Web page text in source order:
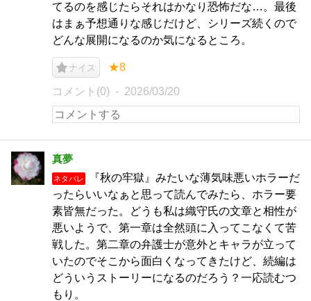
てるのを感じたらそれはかなり恐怖だな…。最後
はまぁ予想通りな感じだけど、シリーズ続くので
どんな展開になるのか気になるところ。
ナイス ★8
コメント(0) 2026/03/20
真夢
ネタバレ
『秋の牢獄』みたいな薄気味悪いホラーだ
ったらいいなぁと思って読んでみたら、ホラー要
素皆無だった。どうも私は織守氏の文章と相性が
悪いようで、第一章は全然頭に入ってこなくて苦
戦した。第二章の弁護士が意外とキャラが立って
いたのでそこから面白くなってきたけど、続編は
どういうストーリーになるのだろう？一応読むつ
もり。